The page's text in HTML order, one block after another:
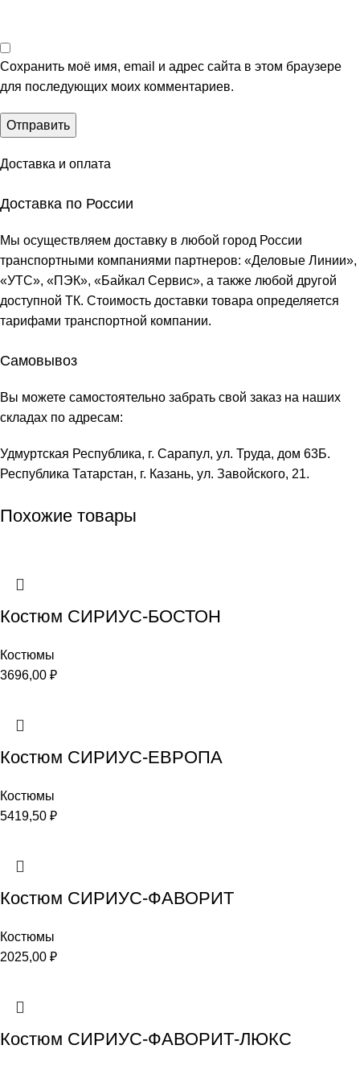
Сохранить моё имя, email и адрес сайта в этом браузере
для последующих моих комментариев.
Доставка и оплата
Доставка по России
Мы осуществляем доставку в любой город России
транспортными компаниями партнеров: «Деловые Линии»,
«УТС», «ПЭК», «Байкал Сервис», а также любой другой
доступной ТК. Стоимость доставки товара определяется
тарифами транспортной компании.
Самовывоз
Вы можете самостоятельно забрать свой заказ на наших
складах по адресам:
Удмуртская Республика, г. Сарапул, ул. Труда, дом 63Б.
Республика Татарстан, г. Казань, ул. Завойского, 21.
Похожие товары
Костюм СИРИУС-БОСТОН
Костюмы
3696,00 ₽
Костюм СИРИУС-ЕВРОПА
Костюмы
5419,50 ₽
Костюм СИРИУС-ФАВОРИТ
Костюмы
2025,00 ₽
Костюм СИРИУС-ФАВОРИТ-ЛЮКС